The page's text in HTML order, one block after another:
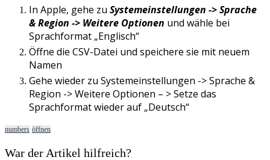
In Apple, gehe zu Systemeinstellungen ->Sprache
&Region -> Weitere Optionen und wähle bei
Sprachformat „Englisch“
Öffne die CSV-Datei und speichere sie mit neuem
Namen
Gehe wieder zu Systemeinstellungen ->Sprache &
Region ->Weitere Optionen – >Setze das
Sprachformatwiederauf „Deutsch“
numbers öffnen
War der Artikel hilfreich?